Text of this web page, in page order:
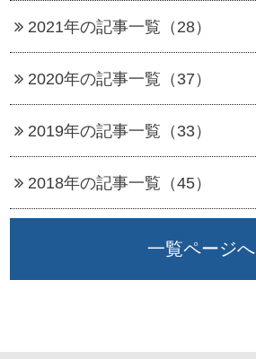
2021年の記事一覧（28）
2020年の記事一覧（37）
2019年の記事一覧（33）
2018年の記事一覧（45）
一覧ページへ